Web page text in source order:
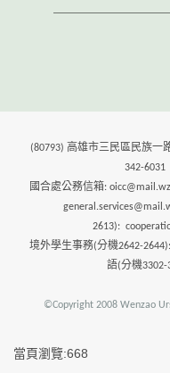
(80793) 高雄市三民區民族一
342-6031
國合處公務信箱:
2613):
境外學生事務(分機2642-
語(分機3302-
©Copyright 2008 Wenzao
當頁瀏覽:668